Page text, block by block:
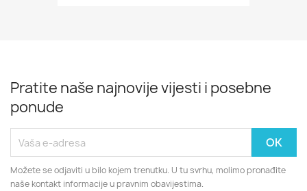
Pratite naše najnovije vijesti i posebne
ponude
Možete se odjaviti u bilo kojem trenutku. U tu svrhu, molimo pronađite
naše kontakt informacije u pravnim obavijestima.